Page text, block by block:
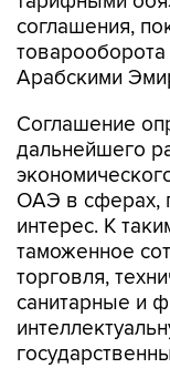
соглашения,
Арабскими
Соглашение
дальнейшего
ОАЭ в сферах,
интерес. К
таможенное
торговля,
санитарные и